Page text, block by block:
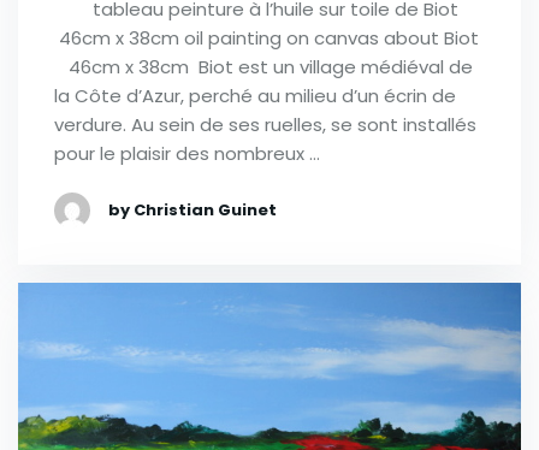
tableau peinture à l’huile sur toile de Biot
46cm x 38cm oil painting on canvas about Biot
46cm x 38cm Biot est un village médiéval de
la Côte d’Azur, perché au milieu d’un écrin de
verdure. Au sein de ses ruelles, se sont installés
pour le plaisir des nombreux …
by Christian Guinet